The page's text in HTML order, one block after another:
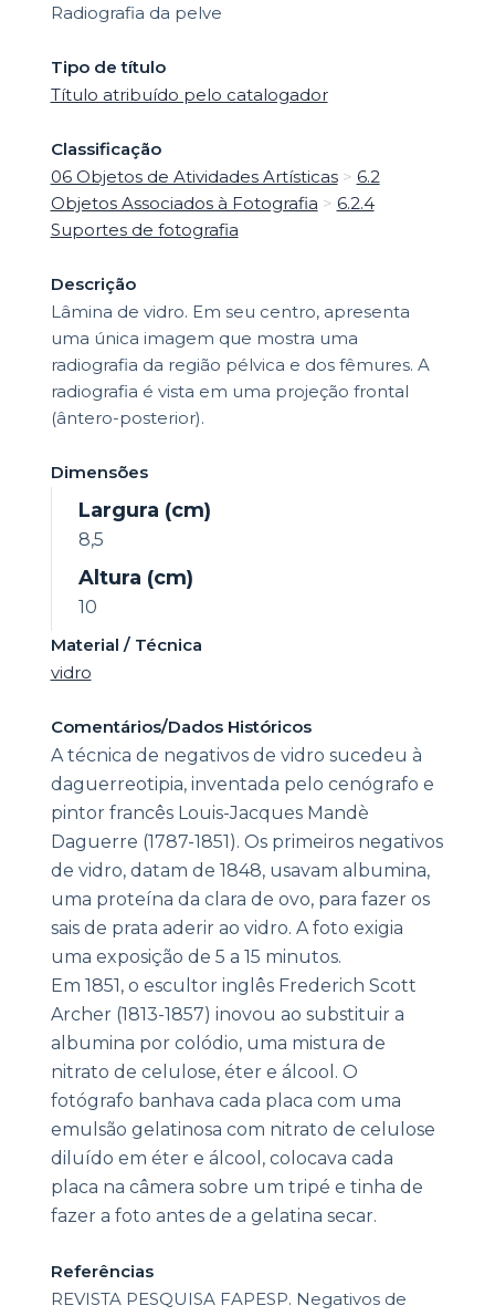
Radiografia da pelve
Tipo de título
Título atribuído pelo catalogador
Classificação
06 Objetos de Atividades Artísticas> 6.2
Objetos Associados à Fotografia > 6.2.4
Suportes de fotografia
Descrição
Lâmina de vidro. Em seu centro, apresenta
uma única imagem que mostra uma
radiografia da região pélvica e dos fêmures. A
radiografia é vista em uma projeção frontal
(ântero-posterior).
Dimensões
Largura (cm)
8,5
Altura (cm)
10
Material / Técnica
vidro
Comentários/Dados Históricos
A técnica de negativos de vidro sucedeu à
daguerreotipia, inventada pelo cenógrafo e
pintor francês Louis-Jacques Mandè
Daguerre (1787-1851). Os primeiros negativos
de vidro, datam de 1848, usavam albumina,
uma proteína da clara de ovo, para fazer os
sais de prata aderir ao vidro. A foto exigia
uma exposição de 5 a 15 minutos.
Em 1851, o escultor inglês Frederich Scott
Archer (1813-1857) inovou ao substituir a
albumina por colódio, uma mistura de
nitrato de celulose, éter e álcool. O
fotógrafo banhava cada placa com uma
emulsão gelatinosa com nitrato de celulose
diluído em éter e álcool, colocava cada
placa na câmera sobre um tripé e tinha de
fazer a foto antes de a gelatina secar.
Referências
REVISTA PESQUISA FAPESP. Negativos de